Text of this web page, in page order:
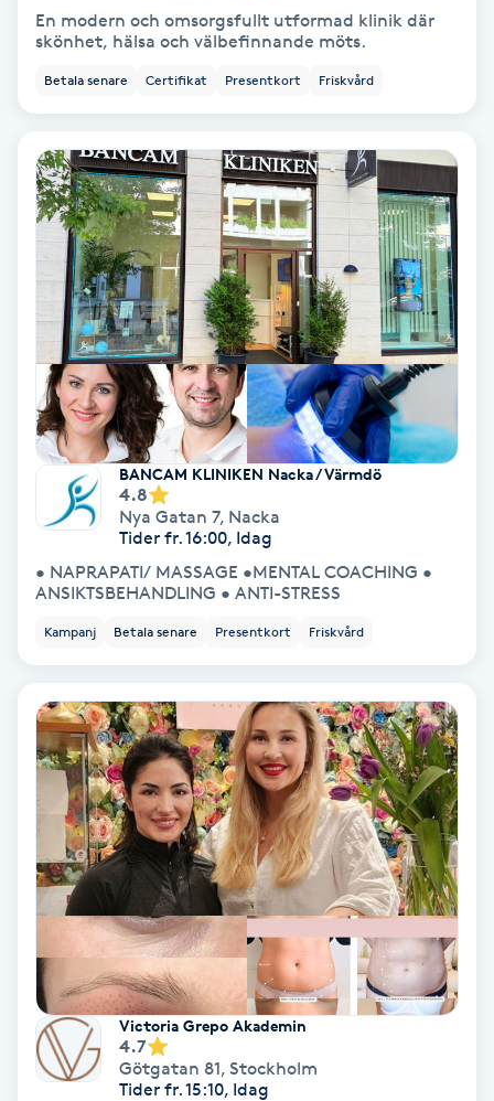
Sugaring
Svensk massage
Svettbehandling
Tuina-massage
Taktil massage
Tandblekning
Tandläkare
Tatuering
Tatueringsborttagning
Terapi
Thaimassage
Toning
Torr hårbotten
Torrborstning
Triggerpunktsmassage
En modern och omsorgsfullt utformad klinik där
skönhet, hälsa och välbefinnande möts.
Betala senare Certifikat Presentkort Friskvård
BANCAM KLINIKEN Nacka / Värmdö
4.8
Nya Gatan 7, Nacka
Tider fr. 16:00, Idag
• NAPRAPATI/ MASSAGE •MENTAL COACHING •
ANSIKTSBEHANDLING • ANTI-STRESS
Kampanj Betala senare Presentkort Friskvård
Victoria Grepo Akademin
4.7
Götgatan 81, Stockholm
Tider fr. 15:10, Idag